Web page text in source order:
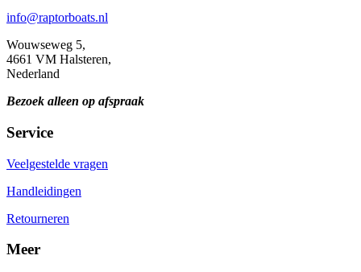
info@raptorboats.nl
Wouwseweg 5,
4661 VM Halsteren,
Nederland
Bezoek alleen op afspraak
Service
Veelgestelde vragen
Handleidingen
Retourneren
Meer